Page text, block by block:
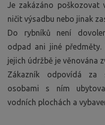
Je zakázáno poškozovat
ničit výsadbu nebo jinak
Do rybníků není
odpad ani jiné
jejich údržbě je věnována
Zákazník odpovídá za
osobami s ním
vodních plochách a